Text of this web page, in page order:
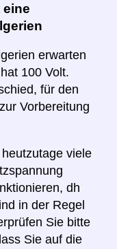
erwarten
100 Volt.
für den
Vorbereitung
viele
dh
in der Regel
Sie bitte
Sie auf die